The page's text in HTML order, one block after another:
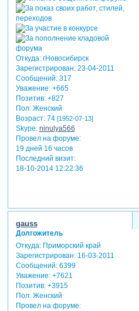
Откуда:гНовосибирск
Зарегистрирован: 23-04-2011
Сообщений:317
Уважение: +665
Позитив: +827
Пол:Женский
Возраст:74 [1952-07-13]
Skype: ninulya566
Провел на форуме:
19 дней 16 часов
Последний визит:
18-10-2014 12:22:36
gauss
Долгожитель
Откуда:Приморский край
Зарегистрирован: 16-03-2011
Сообщений:6399
Уважение: +7621
Позитив: +3915
Пол:Женский
Провел на форуме: